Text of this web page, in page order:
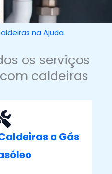
na Ajuda
os serviços
caldeiras
a Gás